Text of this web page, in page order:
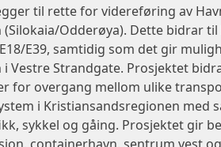
til rette for videreføring av
(Silokaia/Odderøya). Dette bidrar
E39, samtidig som det gir
i Vestre Strandgate. Prosjektet
for overgang mellom ulike
i Kristiansandsregionen med
sykkel og gåing. Prosjektet gir